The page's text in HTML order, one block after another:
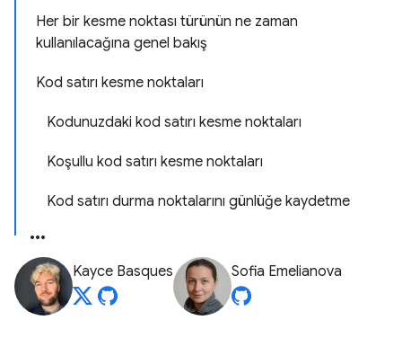
Her bir kesme noktası türünün ne zaman
kullanılacağına genel bakış
Kod satırı kesme noktaları
Kodunuzdaki kod satırı kesme noktaları
Koşullu kod satırı kesme noktaları
Kod satırı durma noktalarını günlüğe kaydetme
Kayce Basques Sofia Emelianova